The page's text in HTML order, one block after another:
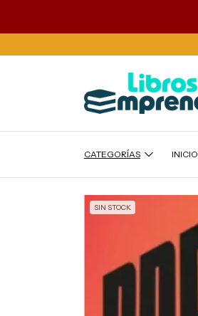
CATEGORÍAS INICIO
SIN STOCK